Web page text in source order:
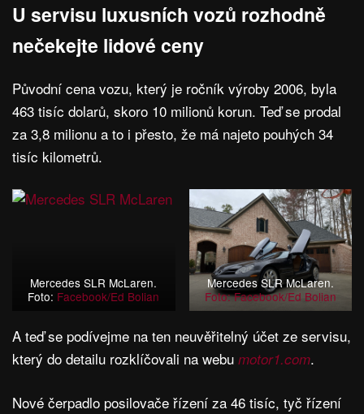
U servisu luxusních vozů rozhodně
nečekejte lidové ceny
Původní cena vozu, který je ročník výroby 2006, byla
463 tisíc dolarů, skoro 10 milionů korun. Teď se prodal
za 3,8 milionu a to i přesto, že má najeto pouhých 34
tisíc kilometrů.
Mercedes SLR McLaren.
Foto: Facebook/Ed Bolian
Mercedes SLR McLaren.
Foto: Facebook/Ed Bolian
A teď se podívejme na ten neuvěřitelný účet ze servisu,
který do detailu rozklíčovali na webu motor1.com.
Nové čerpadlo posilovače řízení za 46 tisíc, tyč řízení